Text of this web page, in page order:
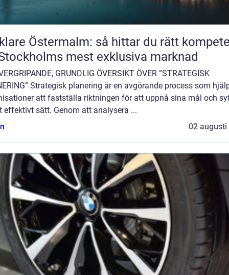
Östermalm: så hittar du rätt
mest exklusiva marknad
GRUNDLIG ÖVERSIKT ÖVER ”STRATEGISK
Strategisk planering är en avgörande process som
att fastställa riktningen för att uppnå sina mål och
effektivt sätt. Genom att analysera ...
02 augusti